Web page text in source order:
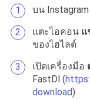
บน
แตะไอคอน แ
ของไฮไลต์
เปิดเครื่องมือ
FastDl (
download)